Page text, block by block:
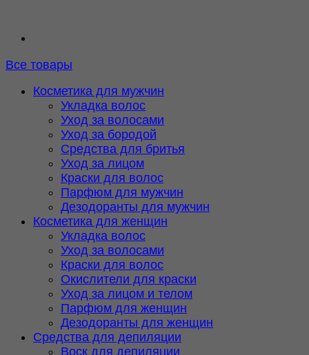
Все товары
Косметика для мужчин
Укладка волос
Уход за волосами
Уход за бородой
Средства для бритья
Уход за лицом
Краски для волос
Парфюм для мужчин
Дезодоранты для мужчин
Косметика для женщин
Укладка волос
Уход за волосами
Краски для волос
Окислители для краски
Уход за лицом и телом
Парфюм для женщин
Дезодоранты для женщин
Средства для депиляции
Воск для депиляции